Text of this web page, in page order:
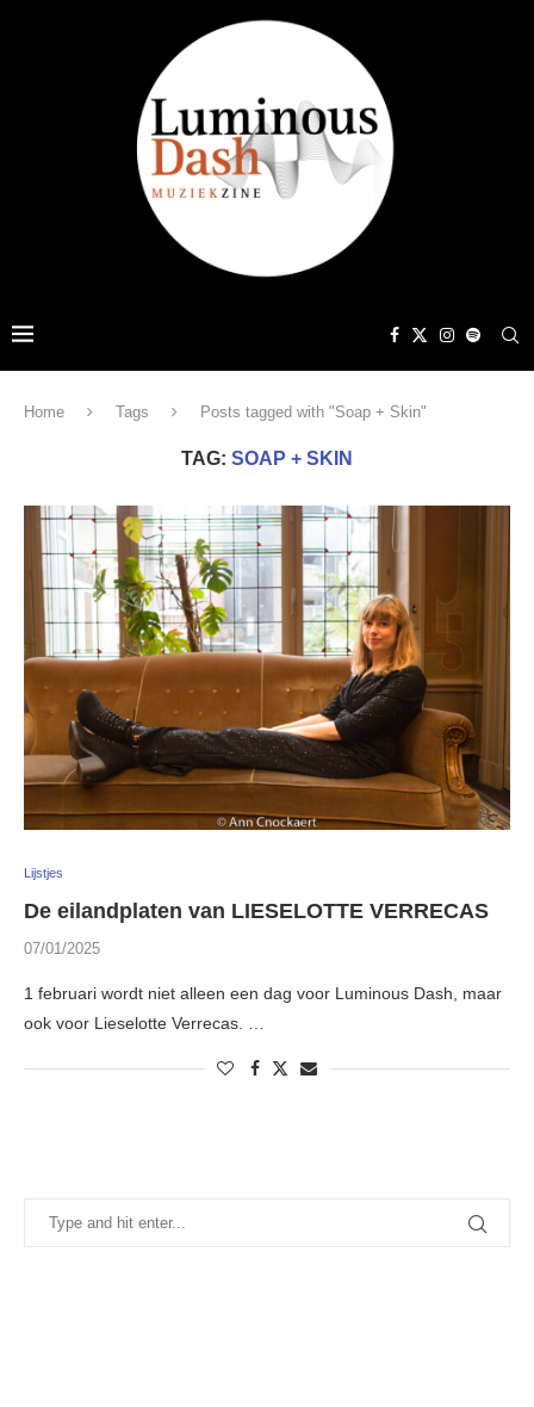
Home Tags Posts tagged with "Soap + Skin"
TAG: SOAP + SKIN
Lijstjes
De eilandplaten van LIESELOTTE VERRECAS
07/01/2025
1 februari wordt niet alleen een dag voor Luminous Dash, maar
ook voor Lieselotte Verrecas. …